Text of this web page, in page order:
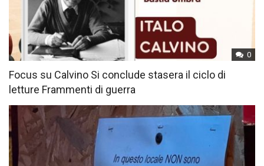
0
Focus su Calvino Si conclude stasera il ciclo di
letture Frammenti di guerra